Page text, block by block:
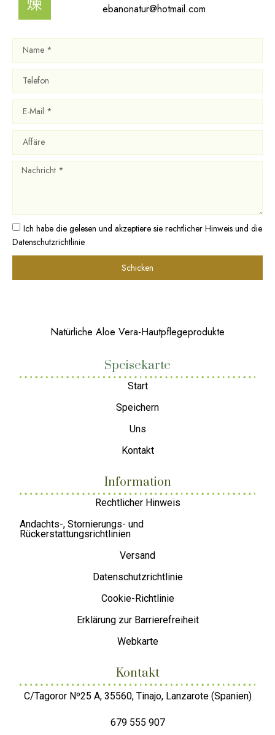
ebanonatur@hotmail.com
Ich habe die gelesen und akzeptiere sie rechtlicher Hinweis und die
Datenschutzrichtlinie
Schicken
Natürliche Aloe Vera-Hautpflegeprodukte
Speisekarte
Start
Speichern
Uns
Kontakt
Information
Rechtlicher Hinweis
Andachts-, Stornierungs- und
Rückerstattungsrichtlinien
Versand
Datenschutzrichtlinie
Cookie-Richtlinie
Erklärung zur Barrierefreiheit
Webkarte
Kontakt
C/Tagoror Nº25 A, 35560, Tinajo, Lanzarote (Spanien)
679 555 907